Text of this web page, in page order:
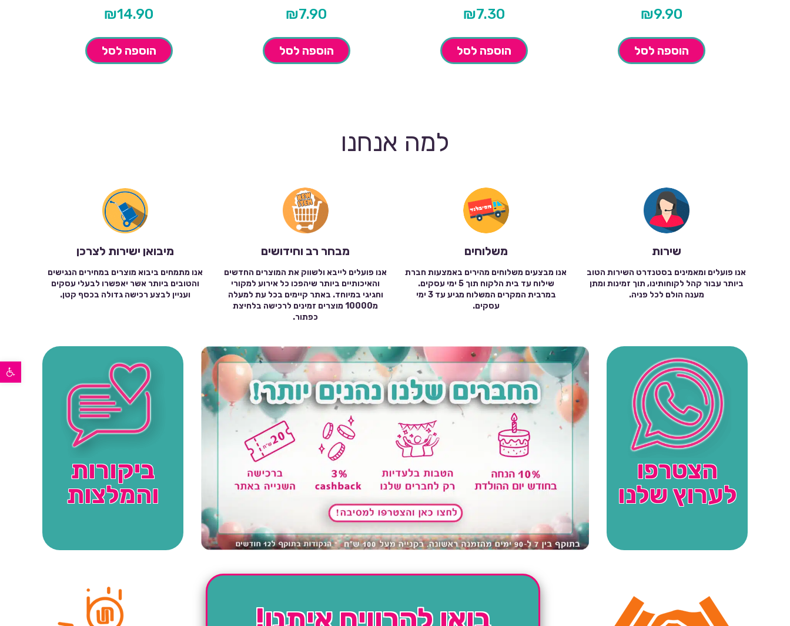
פתח סרגל נגישות
₪9.90
הוספה לסל
₪7.30
הוספה לסל
₪7.90
הוספה לסל
₪14.90
הוספה לסל
למה אנחנו
שירות
אנו פועלים ומאמינים בסטנדרט השירות הטוב
ביותר עבור קהל לקוחותינו, תוך זמינות ומתן
מענה הולם לכל פניה.
משלוחים
אנו מבצעים משלוחים מהירים באמצעות חברת
שילוח עד בית הלקוח תוך 5 ימי עסקים.
במרבית המקרים המשלוח מגיע עד 3 ימי
עסקים.
מבחר רב וחידושים
אנו פועלים לייבא ולשווק את המוצרים החדשים
והאיכותיים ביותר שיהפכו כל אירוע למקורי
וחגיגי במיוחד. באתר קיימים בכל עת למעלה
מ10000 מוצרים זמינים לרכישה בלחיצת
כפתור.
מיבואן ישירות לצרכן
אנו מתמחים ביבוא מוצרים במחירים הנגישים
והטובים ביותר אשר יאפשרו לבעלי עסקים
ועניין לבצע רכישה גדולה בכסף קטן.
הצטרפו
לערוץ שלנו
ביקורות
והמלצות